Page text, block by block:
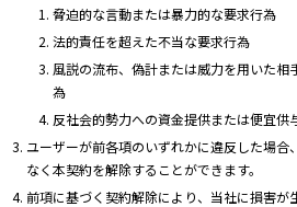
脅迫的な言動または暴力的な要求行為
法的責任を超えた不当な要求行為
風説の流布、偽計または威力を用いた
為
反社会的勢力への資金提供または便宜供
ユーザーが前各項のいずれかに違反した場合
なく本契約を解除することができます。
前項に基づく契約解除により、当社に損害